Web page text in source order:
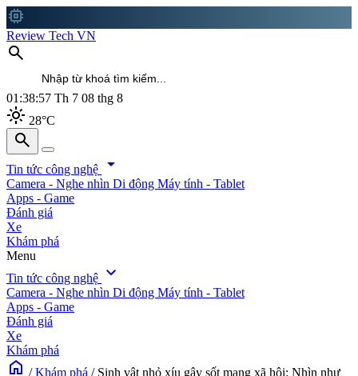
memory
Review Tech VN
search
01:38:59 Th 7 08 thg 8
light_mode 28°C
search
search
Tin tức công nghệ arrow_drop_down
Camera - Nghe nhìn Di động Máy tính - Tablet
Apps - Game
Đánh giá
Xe
Khám phá
Menu
Tin tức công nghệ expand_more
Camera - Nghe nhìn Di động Máy tính - Tablet
Apps - Game
Đánh giá
Xe
Khám phá
home / Khám phá / Sinh vật nhỏ xíu gây sốt mạng xã hội: Nhìn như